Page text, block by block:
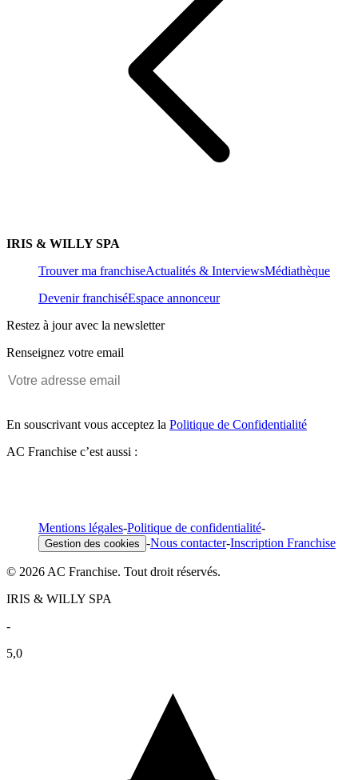
IRIS & WILLY SPA
Trouver ma franchiseActualités & InterviewsMédiathèque
Devenir franchiséEspace annonceur
Restez à jour avec la newsletter
Renseignez votre email
En souscrivant vous acceptez la Politique de Confidentialité
AC Franchise c’est aussi :
Mentions légales-Politique de confidentialité-
Gestion des cookies -Nous contacter-Inscription Franchise
© 2026 AC Franchise. Tout droit réservés.
IRIS & WILLY SPA
-
5,0